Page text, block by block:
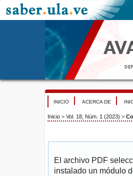
INICIO ACERCA DE
Inicio > Vol. 18, Núm. 1 (2023) >
El archivo PDF
instalado un módulo